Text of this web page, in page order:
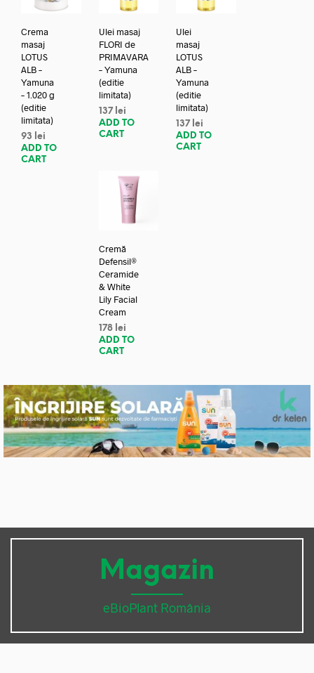
Crema
masaj
LOTUS
ALB –
Yamuna
– 1.020 g
(editie
limitata)
93
lei
ADD TO
CART
Ulei masaj
FLORI de
PRIMAVARA
– Yamuna
(editie
limitata)
137 lei
ADD TO
CART
Ulei
masaj
LOTUS
ALB –
Yamuna
(editie
limitata)
137 lei
ADD TO
CART
Cremă
Defensil®
Ceramide
& White
Lily Facial
Cream
178 lei
ADD TO
CART
Magazin
eBioPlant România